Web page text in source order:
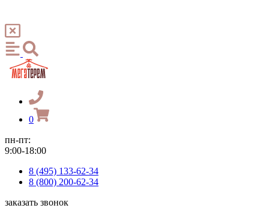
0
пн-пт:
9:00-18:00
8 (495) 133-62-34
8 (800) 200-62-34
заказать звонок